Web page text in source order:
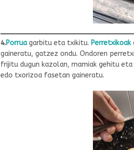
4.Porruagarbitu eta txikitu. Perretxikoak
gaineratu, gatzez ondu. Ondoren
frijitu dugun kazolan, mamiak gehitu
edo txorizoa fasetan gaineratu.